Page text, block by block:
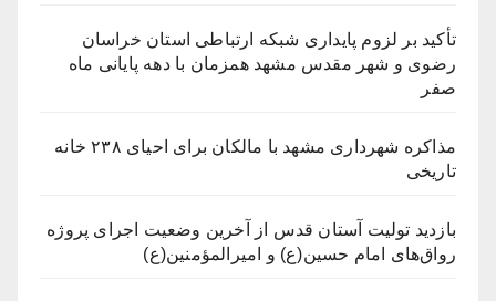
تأکید بر لزوم پایداری شبکه ارتباطی استان خراسان
رضوی و شهر مقدس مشهد همزمان با دهه پایانی ماه
صفر
مذاکره شهرداری مشهد با مالکان برای احیای ۲۳۸ خانه
تاریخی
بازدید تولیت آستان قدس از آخرین وضعیت اجرای پروژه
رواق‌های امام حسین(ع) و امیرالمؤمنین(ع)